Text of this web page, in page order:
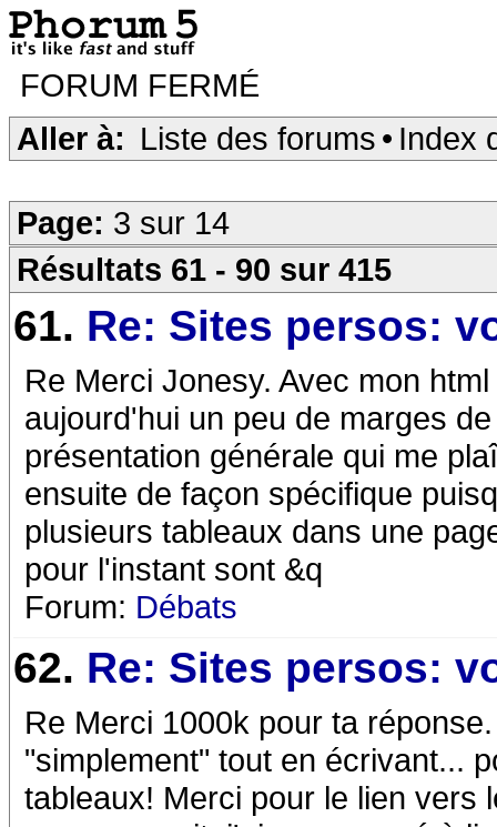
FORUM FERMÉ
Aller à: Liste des forums • Index
Page: 3 sur 14
Résultats 61 - 90 sur 415
61. Re: Sites persos:
Re Merci Jonesy. Avec mon
aujourd'hui un peu de marges
présentation générale qui me
ensuite de façon spécifique
plusieurs tableaux dans une
pour l'instant sont &q
Forum: Débats
62. Re: Sites persos:
Re Merci 1000k pour ta
"simplement" tout en écrivant...
tableaux! Merci pour le lien vers